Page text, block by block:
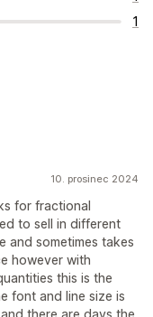
1
10. prosinec 2024
for fractional
to sell in different
and sometimes takes
however with
this is the
font and line size is